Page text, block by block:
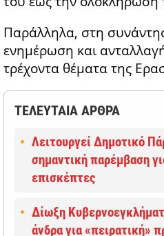
Παράλληλα, στη
ενημέρωση και
τρέχοντα θέματα της
ΤΕΛΕΥΤΑΙΑ ΑΡΘΡΑ
Λειτουργεί Δημοτικό
σημαντική παρέμβαση
επισκέπτες
Δίωξη
άνδρα για «πειρατική»